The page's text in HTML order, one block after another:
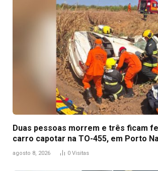
Duas pessoas morrem e três ficam
carro capotar na TO-455, em Porto
agosto 8, 2026 0 Visitas